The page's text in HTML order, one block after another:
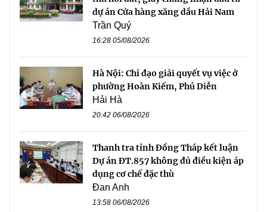
dự án Cửa hàng xăng dầu Hải Nam
Trần Quý
16:28 05/08/2026
Hà Nội: Chỉ đạo giải quyết vụ việc ở
phường Hoàn Kiếm, Phú Diễn
Hải Hà
20:42 06/08/2026
Thanh tra tỉnh Đồng Tháp kết luận
Dự án ĐT.857 không đủ điều kiện áp
dụng cơ chế đặc thù
Đan Anh
13:58 06/08/2026